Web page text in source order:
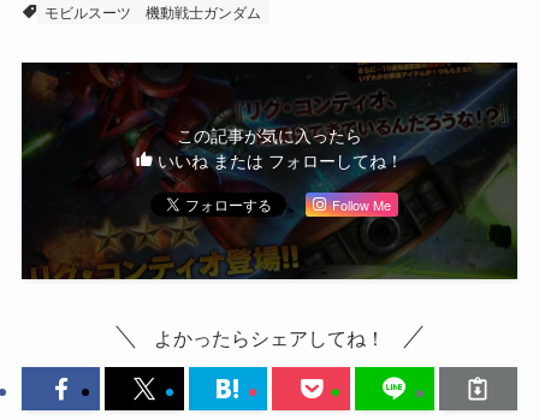
モビルスーツ
機動戦士ガンダム
この記事が気に入ったら
いいね または フォローしてね！
Follow Me
よかったらシェアしてね！